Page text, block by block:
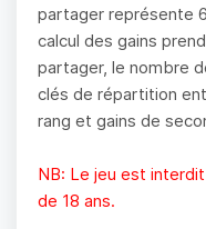
partager représente
calcul des gains
partager, le nombre
clés de répartition
rang et gains de
NB: Le jeu est
de 18 ans.